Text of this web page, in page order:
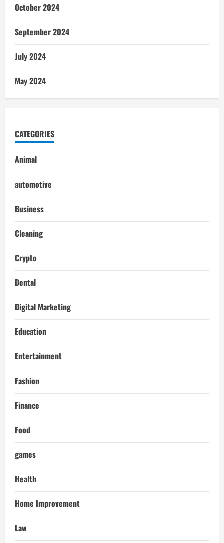
October 2024
September 2024
July 2024
May 2024
CATEGORIES
Animal
automotive
Business
Cleaning
Crypto
Dental
Digital Marketing
Education
Entertainment
Fashion
Finance
Food
games
Health
Home Improvement
Law